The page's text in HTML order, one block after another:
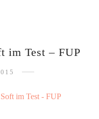
im Test – FUP